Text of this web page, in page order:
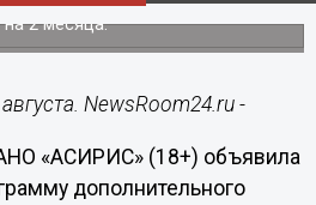
2 месяца.
NewsRoom24.ru -
«АСИРИС» (18+) объявила
дополнительного